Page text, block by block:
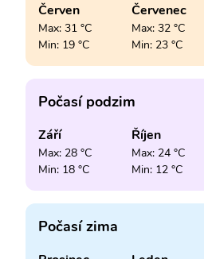
Červen
Max: 31 °C
Min: 19 °C
Červenec
Max: 32 °C
Min: 23 °C
Počasí podzim
Září
Max: 28 °C
Min: 18 °C
Říjen
Max: 24 °C
Min: 12 °C
Počasí zima